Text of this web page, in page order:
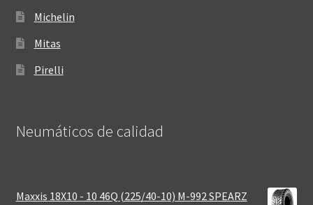
Michelin
Mitas
Pirelli
Neumáticos de calidad‎
Maxxis 18X10 - 10 46Q (225/40-10) M-992 SPEARZ